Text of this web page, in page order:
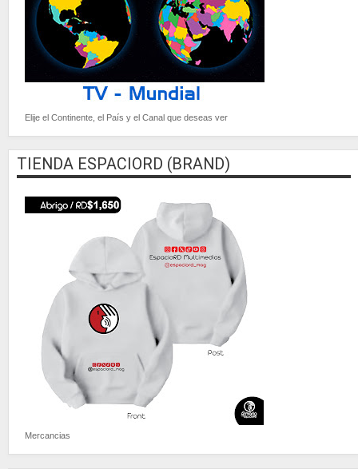
Elije el Continente, el País y el Canal que deseas ver
TIENDA ESPACIORD (BRAND)
Mercancias